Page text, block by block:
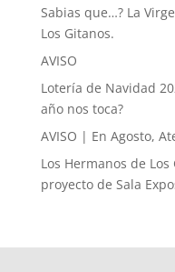
Sabias que…? La
Los Gitanos.
AVISO
Lotería de Navidad
año nos toca?
AVISO | En Agosto,
Los Hermanos de
proyecto de Sala